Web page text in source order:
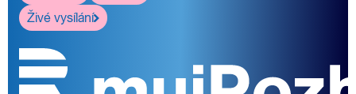
Živé vysílání